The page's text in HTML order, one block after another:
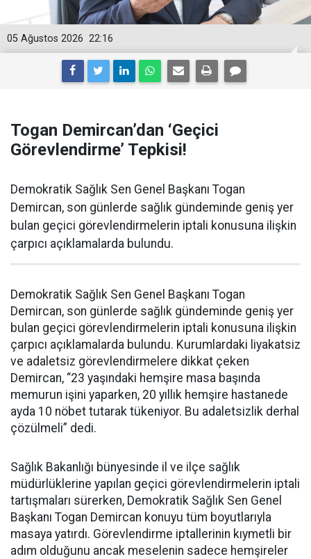
22:16
05 Ağustos 2026
Togan Demircan’dan ‘Geçici
Görevlendirme’ Tepkisi!
Demokratik Sağlık Sen Genel Başkanı Togan
Demircan, son günlerde sağlık gündeminde geniş yer
bulan geçici görevlendirmelerin iptali konusuna ilişkin
çarpıcı açıklamalarda bulundu.
Demokratik Sağlık Sen Genel Başkanı Togan
Demircan, son günlerde sağlık gündeminde geniş yer
bulan geçici görevlendirmelerin iptali konusuna ilişkin
çarpıcı açıklamalarda bulundu. Kurumlardaki liyakatsiz
ve adaletsiz görevlendirmelere dikkat çeken
Demircan, “23 yaşındaki hemşire masa başında
memurun işini yaparken, 20 yıllık hemşire hastanede
ayda 10 nöbet tutarak tükeniyor. Bu adaletsizlik derhal
çözülmeli” dedi.
Sağlık Bakanlığı bünyesinde il ve ilçe sağlık
müdürlüklerine yapılan geçici görevlendirmelerin iptali
tartışmaları sürerken, Demokratik Sağlık Sen Genel
Başkanı Togan Demircan konuyu tüm boyutlarıyla
masaya yatırdı. Görevlendirme iptallerinin kıymetli bir
adım olduğunu ancak meselenin sadece hemşireler